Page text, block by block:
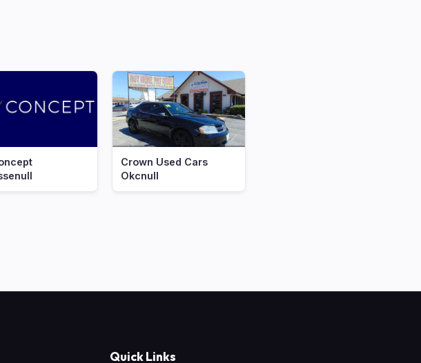
Crown Used Cars
Okcnull
Quick Links